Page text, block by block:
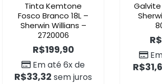
Tinta Kemtone
Fosco Branco 18L –
Sherwin Willians –
2720006
R$199,90
Em até 6x de
R$33,32 sem juros
Galvite
R$
R$